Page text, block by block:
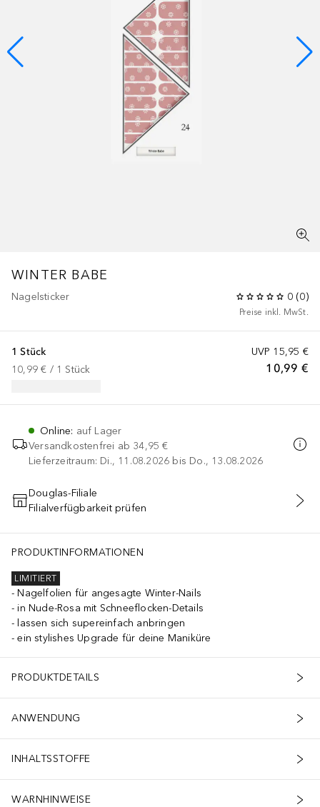
WINTER BABE
Nagelsticker 0 (0)
Preise inkl. MwSt.
UVP 15,95 €
10,99 €
1 Stück
10,99 € / 1 Stück
Online: auf Lager
Versandkostenfrei ab 34,95 €
Lieferzeitraum: Di., 11.08.2026 bis Do., 13.08.2026
IN DEN WARENKORB
Douglas-Filiale
Filialverfügbarkeit prüfen
PRODUKTINFORMATIONEN
LIMITIERT
Nagelfolien für angesagte Winter-Nails
in Nude-Rosa mit Schneeflocken-Details
lassen sich supereinfach anbringen
ein stylishes Upgrade für deine Maniküre
PRODUKTDETAILS
ANWENDUNG
INHALTSSTOFFE
WARNHINWEISE